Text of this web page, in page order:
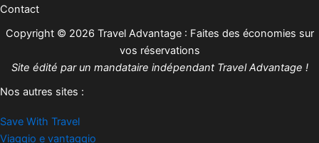
Contact
Copyright © 2026 Travel Advantage : Faites des économies sur
vos réservations
Site édité par un mandataire indépendant Travel Advantage !
Nos autres sites :
Save With Travel
Viaggio e vantaggio